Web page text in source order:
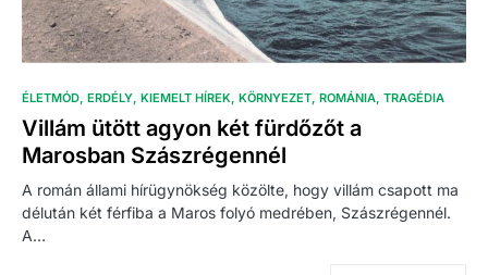
ÉLETMÓD ERDÉLY KIEMELT HÍREK KÖRNYEZET ROMÁNIA TRAGÉDIA
Villám ütött agyon két fürdőzőt a
Marosban Szászrégennél
A román állami hírügynökség közölte, hogy villám csapott ma
délután két férfiba a Maros folyó medrében, Szászrégennél.
A…